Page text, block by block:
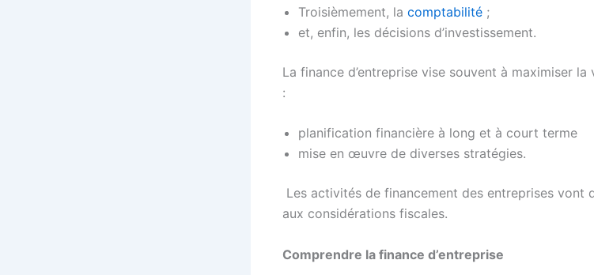
Troisièmement, la comptabilité ;
et, enfin, les décisions d’investissement.
La finance d’entreprise vise souvent à maximiser la
:
planification financière à long et à court terme
mise en œuvre de diverses stratégies.
Les activités de financement des entreprises vont
aux considérations fiscales.
Comprendre la finance d’entreprise